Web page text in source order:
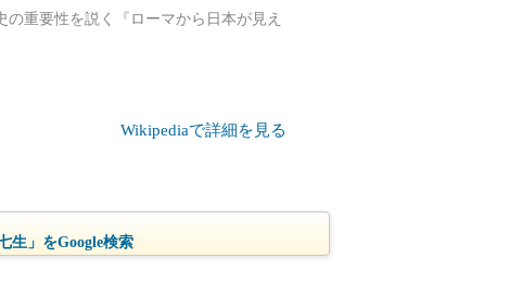
重要性を説く『ローマから日本が見え
Wikipediaで詳細を見る
生」をGoogle検索